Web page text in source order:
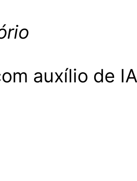
auxílio de IA